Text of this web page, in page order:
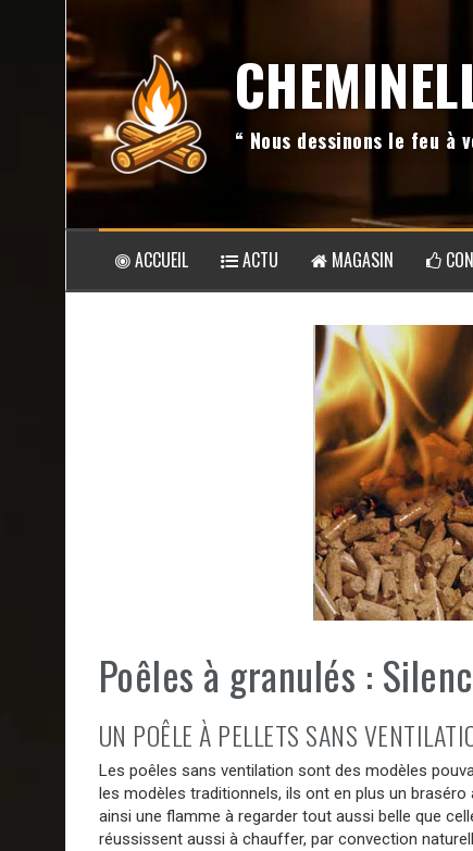
“ Nous dessinons le feu à
ACCUEIL ACTU MAGASIN
Poêles à granulés :
UN POÊLE À PELLETS SANS
Les poêles sans ventilation sont des modèles
les modèles traditionnels, ils ont en plus un
ainsi une flamme à regarder tout aussi belle que
réussissent aussi à chauffer, par convection